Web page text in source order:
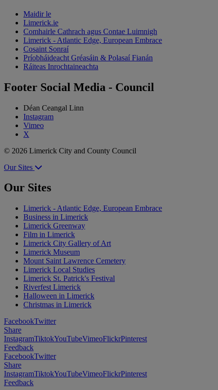
Maidir le
Limerick.ie
Comhairle Cathrach agus Contae Luimnigh
Limerick - Atlantic Edge, European Embrace
Cosaint Sonraí
Príobháideacht Gréasáin & Polasaí Fianán
Ráiteas Inrochtaineachta
Footer Social Media - Council
Déan Ceangal Linn
Instagram
Vimeo
X
© 2026 Limerick City and County Council
Our Sites
Our Sites
Limerick - Atlantic Edge, European Embrace
Business in Limerick
Limerick Greenway
Film in Limerick
Limerick City Gallery of Art
Limerick Museum
Mount Saint Lawrence Cemetery
Limerick Local Studies
Limerick St. Patrick's Festival
Riverfest Limerick
Halloween in Limerick
Christmas in Limerick
FacebookTwitter
Share
InstagramTiktokYouTubeVimeoFlickrPinterest
Feedback
FacebookTwitter
Share
InstagramTiktokYouTubeVimeoFlickrPinterest
Feedback